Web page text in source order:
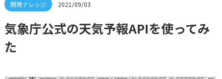
2021/09/03
気象庁公式の天気予報APIを使ってみ
た